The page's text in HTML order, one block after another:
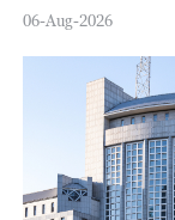
06-Aug-2026